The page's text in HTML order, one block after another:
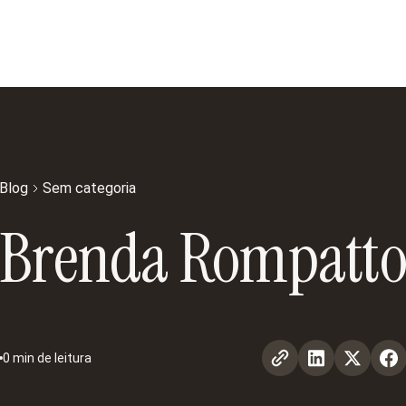
Blog Sem categoria
Brenda Rompatto
0 min de leitura